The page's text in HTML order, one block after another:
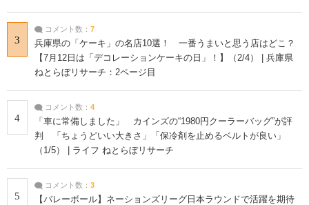
3
コメント数： 7
兵庫県の「ケーキ」の名店10選！ 一番うまいと思う店はどこ？
【7月12日は「デコレーションケーキの日」！】（2/4） | 兵庫県
ねとらぼリサーチ：2ページ目
4
コメント数： 4
「車に常備しました」 カインズの“1980円クーラーバッグ”が評
判 「ちょうどいい大きさ」「保冷剤を止めるベルトが良い」
（1/5） | ライフ ねとらぼリサーチ
5
コメント数： 3
【バレーボール】ネーションズリーグ日本ラウンドで活躍を期待